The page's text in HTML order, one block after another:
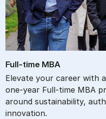
Full-time MBA
Elevate your career with
one-year Full-time MBA
around sustainability,
innovation.